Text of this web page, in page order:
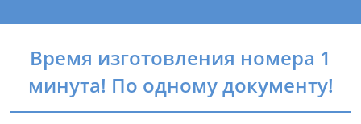
Время изготовления номера 1
минута! По одному документу!